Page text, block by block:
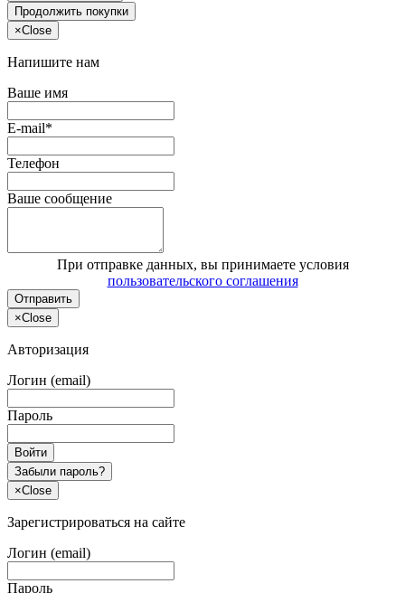
Продолжить покупки
×Close
Напишите нам
Ваше имя
E-mail*
Телефон
Ваше сообщение
При отправке данных, вы принимаете условия
пользовательского соглашения
Отправить
×Close
Авторизация
Логин (email)
Пароль
Войти
Забыли пароль?
×Close
Зарегистрироваться на сайте
Логин (email)
Пароль